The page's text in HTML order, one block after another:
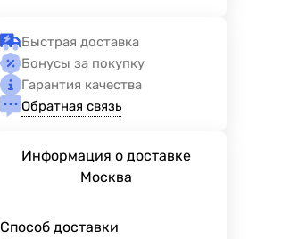
Быстрая доставка
Бонусы за покупку
Гарантия качества
Обратная связь
Информация о доставке
Москва
Способ доставки